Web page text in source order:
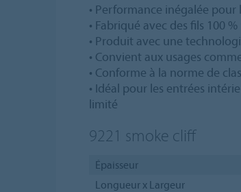
• Performance inégalée
• Fabriqué avec des fils 100
• Produit avec une
• Convient aux usages
• Conforme à la norme de
• Idéal pour les entrées
limité
9221 smoke cliff
Épaisseur
Longueur x Largeur